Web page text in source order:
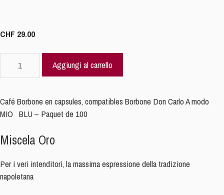
CHF 29.00
Lavazza
A
Modo
Mio
quantità
Aggiungi al carrello
Café Borbone en capsules, compatibles Borbone Don Carlo A modo
MIO BLU – Paquet de 100
Miscela Oro
Per i veri intenditori, la massima espressione della tradizione
napoletana